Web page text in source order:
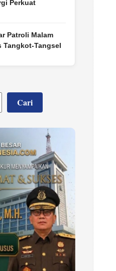
Perkuat
Patroli Malam
Tangkot-Tangsel
Cari